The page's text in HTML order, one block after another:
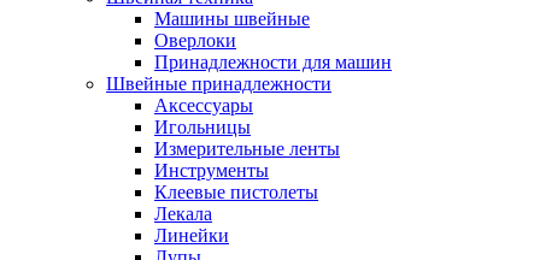
Машины швейные
Оверлоки
Принадлежности для машин
Швейные принадлежности
Аксессуары
Игольницы
Измерительные ленты
Инструменты
Клеевые пистолеты
Лекала
Линейки